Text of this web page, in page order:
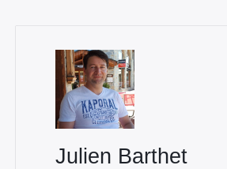
Julien Barthet